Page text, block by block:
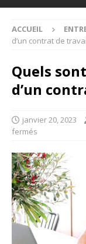
ACCUEIL
d’un contrat de
Quels
d’un
janvier 20, 2023
fermés